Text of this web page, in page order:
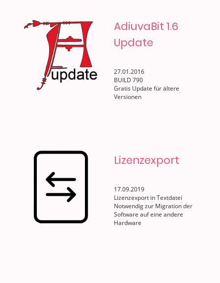
AdiuvaBit 1.6
Update
27.01.2016
BUILD 790
Gratis Update für ältere
Versionen
Lizenzexport
17.09.2019
Lizenzexport in Textdatei
Notwendig zur Migration der
Software auf eine andere
Hardware